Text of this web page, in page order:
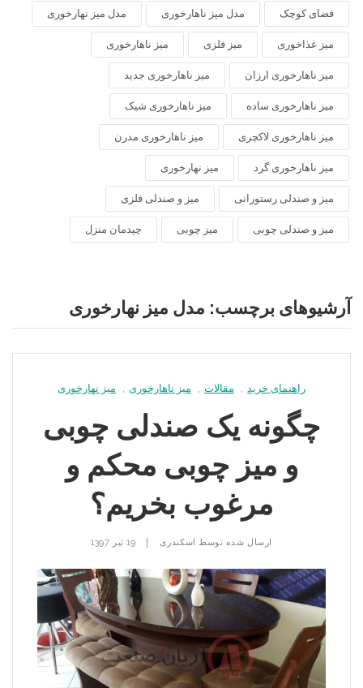
فضای کوچک مدل میز ناهارخوری مدل میز نهارخوری
میز غذاخوری میز فلزی میز ناهارخوری
میز ناهارخوری ارزان میز ناهارخوری جدید
میز ناهارخوری ساده میز ناهارخوری شیک
میز ناهارخوری لاکچری میز ناهارخوری مدرن
میز ناهارخوری گرد میز نهارخوری
میز و صندلی رستورانی میز و صندلی فلزی
میز و صندلی چوبی میز چوبی چیدمان منزل
آرشیوهای برچسب: مدل میز نهارخوری
راهنمای خرید مقالات میز ناهارخوری میز نهارخوری
چگونه یک صندلی چوبی
و میز چوبی محکم و
مرغوب بخریم؟
ارسال شده توسط اسکندری 19 تیر 1397